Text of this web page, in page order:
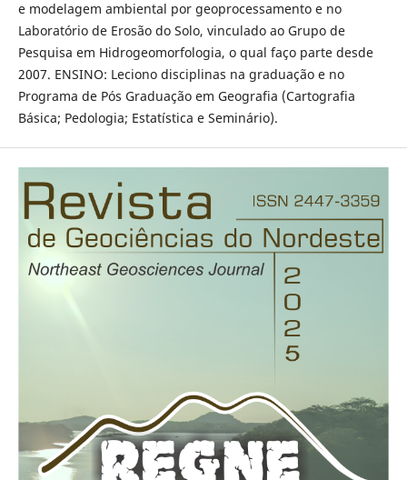
e modelagem ambiental por geoprocessamento e no
Laboratório de Erosão do Solo, vinculado ao Grupo de
Pesquisa em Hidrogeomorfologia, o qual faço parte desde
2007. ENSINO: Leciono disciplinas na graduação e no
Programa de Pós Graduação em Geografia (Cartografia
Básica; Pedologia; Estatística e Seminário).